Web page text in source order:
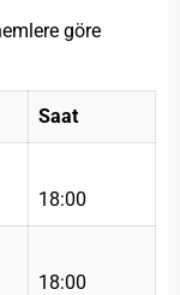
göre
Saat
18:00
18:00